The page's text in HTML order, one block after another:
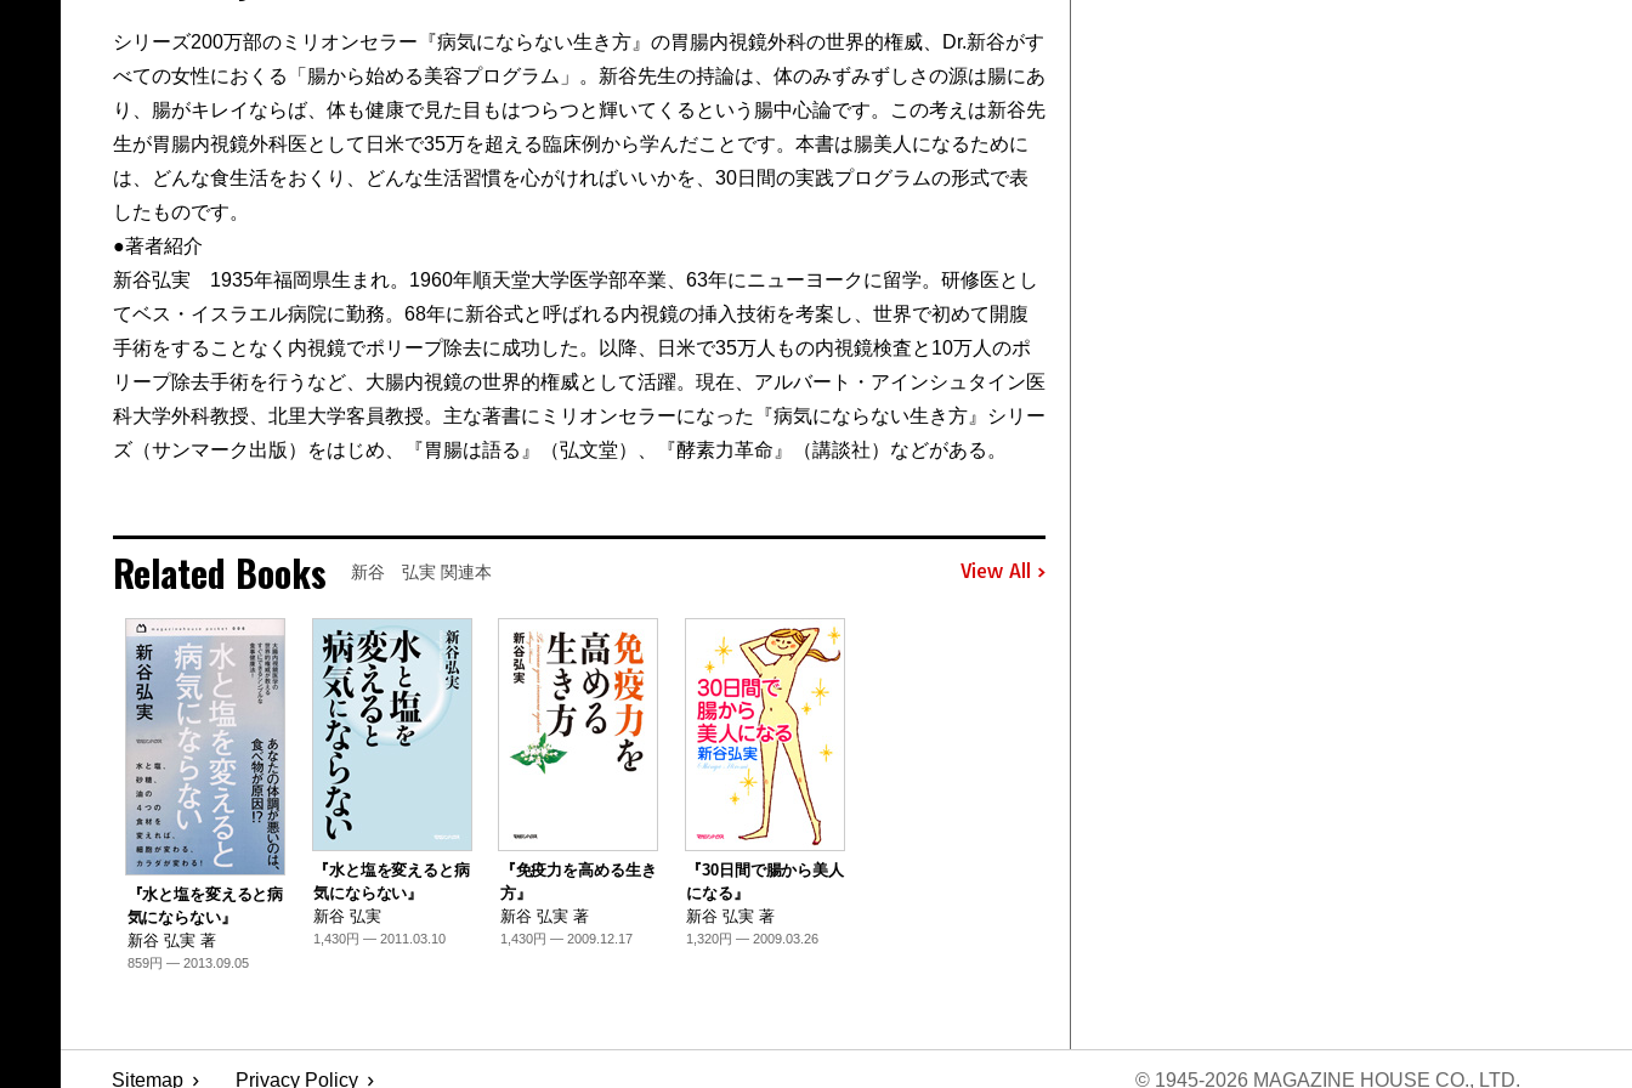
シリーズ200万部のミリオンセラー『病気にならない生き方』の胃腸内視鏡外科の世界的権威、Dr.新谷がす
べての女性におくる「腸から始める美容プログラム」。新谷先生の持論は、体のみずみずしさの源は腸にあ
り、腸がキレイならば、体も健康で見た目もはつらつと輝いてくるという腸中心論です。この考えは新谷先
生が胃腸内視鏡外科医として日米で35万を超える臨床例から学んだことです。本書は腸美人になるために
は、どんな食生活をおくり、どんな生活習慣を心がければいいかを、30日間の実践プログラムの形式で表
したものです。
●著者紹介
新谷弘実 1935年福岡県生まれ。1960年順天堂大学医学部卒業、63年にニューヨークに留学。研修医とし
てベス・イスラエル病院に勤務。68年に新谷式と呼ばれる内視鏡の挿入技術を考案し、世界で初めて開腹
手術をすることなく内視鏡でポリープ除去に成功した。以降、日米で35万人もの内視鏡検査と10万人のポ
リープ除去手術を行うなど、大腸内視鏡の世界的権威として活躍。現在、アルバート・アインシュタイン医
科大学外科教授、北里大学客員教授。主な著書にミリオンセラーになった『病気にならない生き方』シリー
ズ（サンマーク出版）をはじめ、『胃腸は語る』（弘文堂）、『酵素力革命』（講談社）などがある。
Related Books 新谷 弘実 関連本 View All
『水と塩を変えると病
気にならない』
新谷 弘実 著
859円 — 2013.09.05
『水と塩を変えると病
気にならない』
新谷 弘実
1,430円 — 2011.03.10
『免疫力を高める生き
方』
新谷 弘実 著
1,430円 — 2009.12.17
『30日間で腸から美人
になる』
新谷 弘実 著
1,320円 — 2009.03.26
Sitemap Privacy Policy © 1945-2026 MAGAZINE HOUSE CO., LTD.